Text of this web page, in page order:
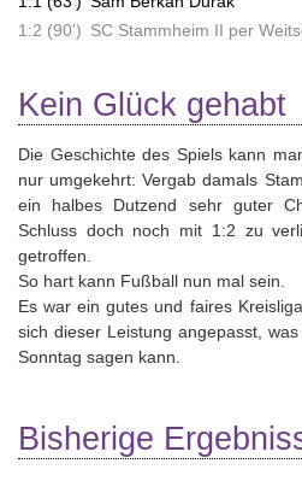
1:2 (90') SC Stammheim II per
Kein Glück gehabt
Die Geschichte des Spiels kann
nur umgekehrt: Vergab damals
ein halbes Dutzend sehr guter
Schluss doch noch mit 1:2 zu
getroffen.
So hart kann Fußball nun mal sein.
Es war ein gutes und faires
sich dieser Leistung angepasst,
Sonntag sagen kann.
Bisherige